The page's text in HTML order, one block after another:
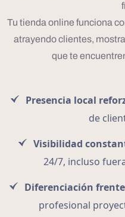
Tu tienda online funciona
atrayendo clientes,
que te
Presencia local
de
Visibilidad
24/7, incluso
Diferenciación
profesional